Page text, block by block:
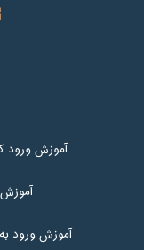
آموزش ورود
آموزش
آموزش ورود به